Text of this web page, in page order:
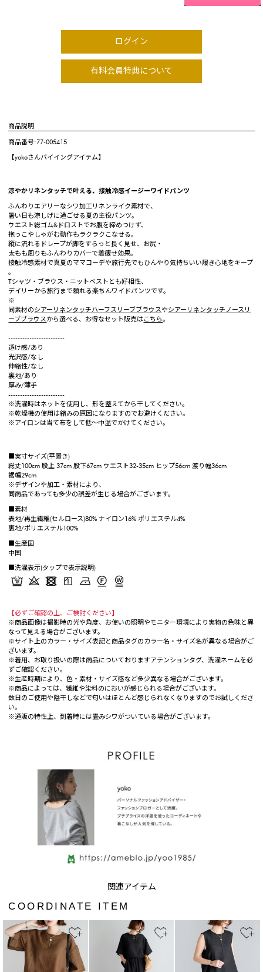
ログイン
有料会員特典について
商品説明
商品番号:77-005415
【yokoさんバイイングアイテム】
涼やかリネンタッチで叶える、接触冷感イージーワイドパンツ
ふんわりエアリーなシワ加工リネンライク素材で、
暑い日も涼しげに過ごせる夏の主役パンツ。
ウエスト総ゴム&ドロストでお腹を締めつけず、
抱っこやしゃがむ動作もラクラクこなせる。
縦に流れるドレープが脚をすらっと長く見せ、お尻・
太もも周りもふんわりカバーで着痩せ効果。
接触冷感素材で真夏のママコーデや旅行先でもひんやり気持ちいい履き心地をキープ
。
Tシャツ・ブラウス・ニットベストとも好相性、
デイリーから旅行まで頼れる楽ちんワイドパンツです。
※
同素材のシアーリネンタッチハーフスリーブブラウスやシアーリネンタッチノースリ
ーブブラウスから選べる、お得なセット販売は こちら。
------------------------
透け感/あり
光沢感/なし
伸縮性/なし
裏地/あり
厚み/薄手
------------------------
※洗濯時はネットを使用し、形を整えてから干してください。
※乾燥機の使用は縮みの原因になりますのでお避けください。
※アイロンは当て布をして低〜中温でかけてください。
■実寸サイズ(平置き)
総丈100cm 股上 37cm 股下67cm ウエスト32-35cm ヒップ56cm 渡り幅36cm
裾幅29cm
※デザインや加工・素材により、
同商品であっても多少の誤差が生じる場合がございます。
■素材
表地/再生繊維(セルロース)80% ナイロン16% ポリエステル4%
裏地/ポリエステル100%
■生産国
中国
■洗濯表示(タップで表示説明)
【必ずご確認の上、ご検討ください】
※商品画像は撮影時の光や角度、お使いの照明やモニター環境により実物の色味と異
なって見える場合がございます。
※サイト上のカラー・サイズ表記と商品タグのカラー名・サイズ名が異なる場合がご
ざいます。
※着用、お取り扱いの際は商品についておりますアテンションタグ、洗濯ネームを必
ずご確認ください。
※生産時期により、色・素材・サイズ感など多少異なる場合がございます。
※商品によっては、繊維や染料のにおいが感じられる場合がございます。
数日のご使用や陰干しなどで匂いはほとんど感じられなくなりますのでお試しくださ
い。
※通販の特性上、到着時には畳みシワがついている場合がございます。
COORDINATE ITEM